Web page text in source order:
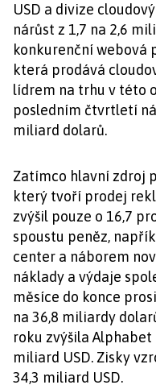
USD a divize
nárůst z 1,7 na 2,6
konkurenční webová
která prodává
lídrem na trhu v této
posledním čtvrtletí
miliard dolarů.
Zatímco hlavní zdroj
který tvoří prodej
zvýšil pouze o 16,7
spoustu peněz,
center a náborem
náklady a výdaje
měsíce do konce
na 36,8 miliardy
roku zvýšila
miliard USD. Zisky
34,3 miliard USD.